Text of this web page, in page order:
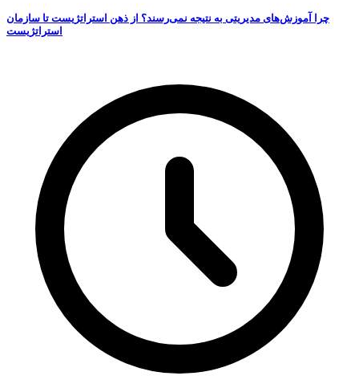
چرا آموزش‌های مدیریتی به نتیجه نمی‌رسند؟ از ذهن استراتژیست تا سازمان
استراتژیست